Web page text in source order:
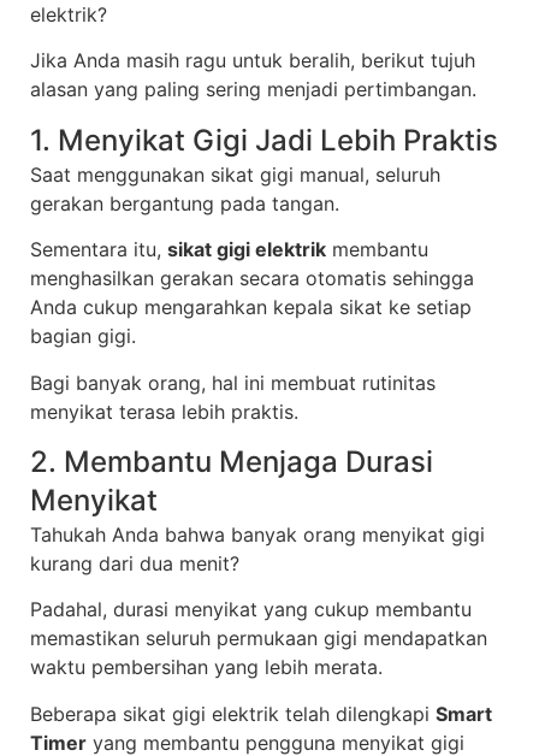
elektrik?
Jika Anda masih ragu untuk beralih, berikut tujuh
alasan yang paling sering menjadi pertimbangan.
1. Menyikat Gigi Jadi Lebih Praktis
Saat menggunakan sikat gigi manual, seluruh
gerakan bergantung pada tangan.
Sementara itu, sikat gigi elektrik membantu
menghasilkan gerakan secara otomatis sehingga
Anda cukup mengarahkan kepala sikat ke setiap
bagian gigi.
Bagi banyak orang, hal ini membuat rutinitas
menyikat terasa lebih praktis.
2. Membantu Menjaga Durasi
Menyikat
Tahukah Anda bahwa banyak orang menyikat gigi
kurang dari dua menit?
Padahal, durasi menyikat yang cukup membantu
memastikan seluruh permukaan gigi mendapatkan
waktu pembersihan yang lebih merata.
Beberapa sikat gigi elektrik telah dilengkapi Smart
Timer yang membantu pengguna menyikat gigi